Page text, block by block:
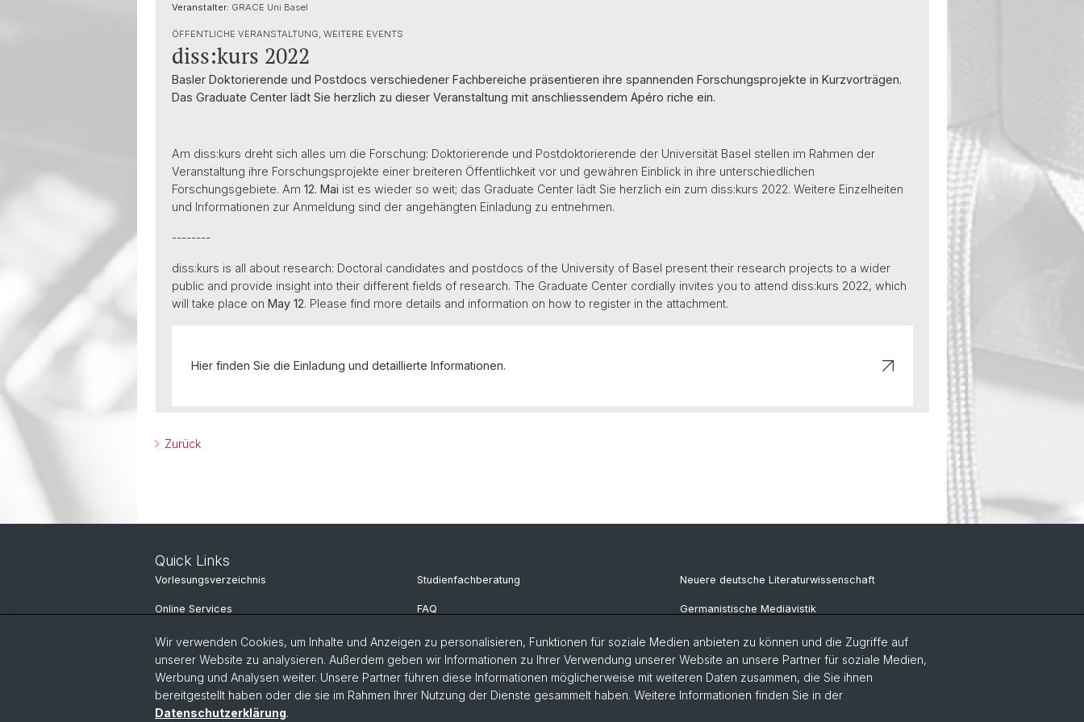
Veranstalter: GRACE Uni Basel
ÖFFENTLICHE VERANSTALTUNG, WEITERE EVENTS
diss:kurs 2022
Basler Doktorierende und Postdocs verschiedener Fachbereiche präsentieren ihre spannenden Forschungsprojekte in Kurzvorträgen.
Das Graduate Center lädt Sie herzlich zu dieser Veranstaltung mit anschliessendem Apéro riche ein.
Am diss:kurs dreht sich alles um die Forschung: Doktorierende und Postdoktorierende der Universität Basel stellen im Rahmen der
Veranstaltung ihre Forschungsprojekte einer breiteren Öffentlichkeit vor und gewähren Einblick in ihre unterschiedlichen
Forschungsgebiete. Am 12. Mai ist es wieder so weit; das Graduate Center lädt Sie herzlich ein zum diss:kurs 2022. Weitere Einzelheiten
und Informationen zur Anmeldung sind der angehängten Einladung zu entnehmen.
--------
diss:kurs is all about research: Doctoral candidates and postdocs of the University of Basel present their research projects to a wider
public and provide insight into their different fields of research. The Graduate Center cordially invites you to attend diss:kurs 2022, which
will take place on May 12. Please find more details and information on how to register in the attachment.
Hier finden Sie die Einladung und detaillierte Informationen.
Zurück
Quick Links
Vorlesungsverzeichnis
Online Services
IT-Services
Personensuche
Personeninfo
Studienfachberatung
FAQ
Bibliothek Deutsches Seminar
Neuere deutsche Literaturwissenschaft
Germanistische Mediävistik
Deutsche Sprachwissenschaft
Wir verwenden Cookies, um Inhalte und Anzeigen zu personalisieren, Funktionen für soziale Medien anbieten zu können und die Zugriffe auf
unserer Website zu analysieren. Außerdem geben wir Informationen zu Ihrer Verwendung unserer Website an unsere Partner für soziale Medien,
Werbung und Analysen weiter. Unsere Partner führen diese Informationen möglicherweise mit weiteren Daten zusammen, die Sie ihnen
bereitgestellt haben oder die sie im Rahmen Ihrer Nutzung der Dienste gesammelt haben. Weitere Informationen finden Sie in der
Datenschutzerklärung.